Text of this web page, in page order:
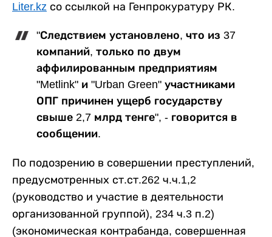
Liter.kz со ссылкой на Генпрокуратуру РК.
"Следствием установлено, что из 37
компаний, только по двум
аффилированным предприятиям
"Metlink" и "Urban Green" участниками
ОПГ причинен ущерб государству
свыше 2,7 млрд тенге", - говорится в
сообщении.
По подозрению в совершении преступлений,
предусмотренных ст.ст.262 ч.ч.1,2
(руководство и участие в деятельности
организованной группой), 234 ч.3 п.2)
(экономическая контрабанда, совершенная